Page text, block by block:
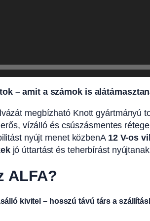
– amit a számok is
megbízható Knott gyártmányú
vízálló és csúszásmentes
nyújt menet közbenA 12 V-os
jó úttartást és teherbírást
ALFA?
kivitel – hosszú távú társ a